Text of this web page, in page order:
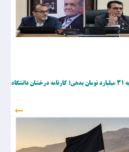
از رشد ۷۹ درصدی بودجه تا تسویه ۳۱ میلیارد تومان بدهی؛ کارنامه درخشان دانشگاه